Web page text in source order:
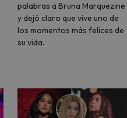
palabras a Bruna Marquezine
y dejó claro que vive uno de
los momentos más felices de
su vida.